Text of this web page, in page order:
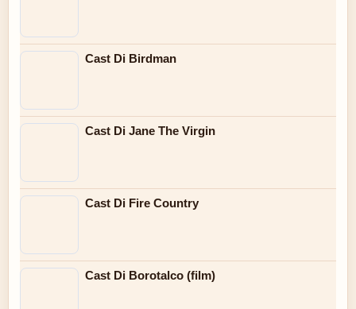
Cast Di Birdman
Cast Di Jane The Virgin
Cast Di Fire Country
Cast Di Borotalco (film)